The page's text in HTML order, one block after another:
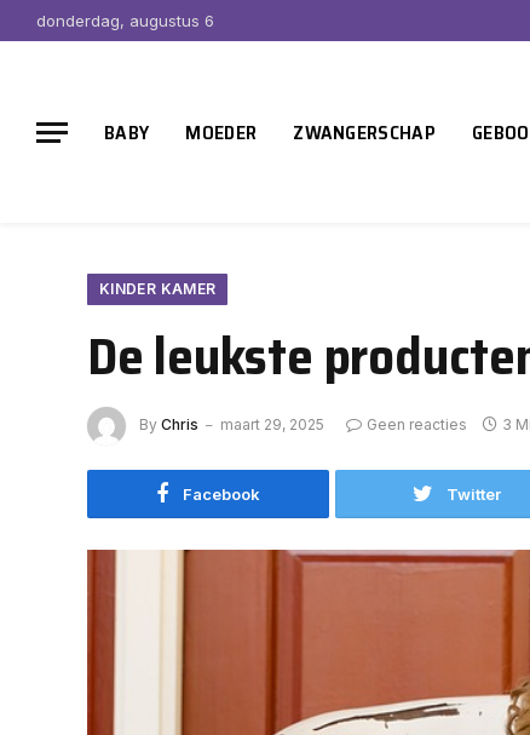
donderdag, augustus 6
BABY MOEDER ZWANGERSCHAP
KINDER KAMER
De leukste
By Chris maart 29, 2025 Geen reacties 3
Facebook Twitter